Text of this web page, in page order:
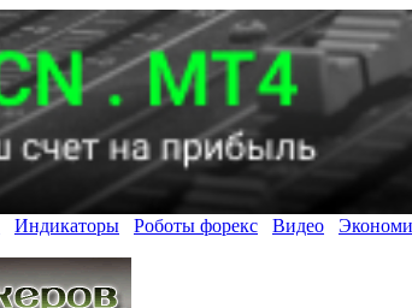
Индикаторы Роботы форекс Видео